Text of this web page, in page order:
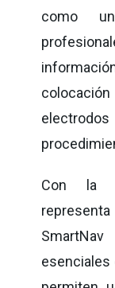
como
Con la
esenciales